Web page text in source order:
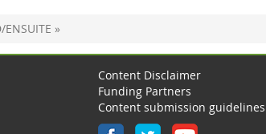
ENSUITE »
Content Disclaimer
Funding Partners
Content submission guidelines